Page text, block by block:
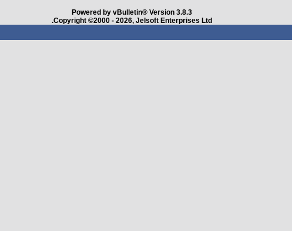
Powered by vBulletin® Version 3.8.3
Copyright ©2000 - 2026, Jelsoft Enterprises Ltd.